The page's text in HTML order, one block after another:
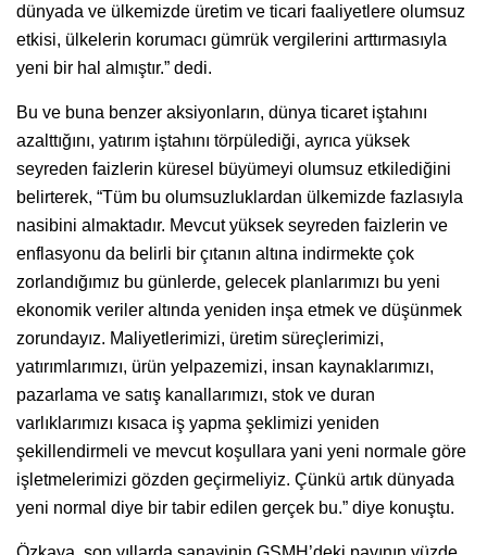
dünyada ve ülkemizde üretim ve ticari faaliyetlere olumsuz
etkisi, ülkelerin korumacı gümrük vergilerini arttırmasıyla
yeni bir hal almıştır.” dedi.
Bu ve buna benzer aksiyonların, dünya ticaret iştahını
azalttığını, yatırım iştahını törpülediği, ayrıca yüksek
seyreden faizlerin küresel büyümeyi olumsuz etkilediğini
belirterek, “Tüm bu olumsuzluklardan ülkemizde fazlasıyla
nasibini almaktadır. Mevcut yüksek seyreden faizlerin ve
enflasyonu da belirli bir çıtanın altına indirmekte çok
zorlandığımız bu günlerde, gelecek planlarımızı bu yeni
ekonomik veriler altında yeniden inşa etmek ve düşünmek
zorundayız. Maliyetlerimizi, üretim süreçlerimizi,
yatırımlarımızı, ürün yelpazemizi, insan kaynaklarımızı,
pazarlama ve satış kanallarımızı, stok ve duran
varlıklarımızı kısaca iş yapma şeklimizi yeniden
şekillendirmeli ve mevcut koşullara yani yeni normale göre
işletmelerimizi gözden geçirmeliyiz. Çünkü artık dünyada
yeni normal diye bir tabir edilen gerçek bu.” diye konuştu.